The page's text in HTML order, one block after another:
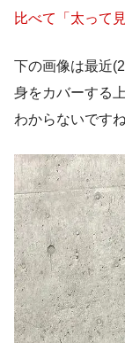
比べて「太って
下の画像は最近
身をカバーする
わからないですね